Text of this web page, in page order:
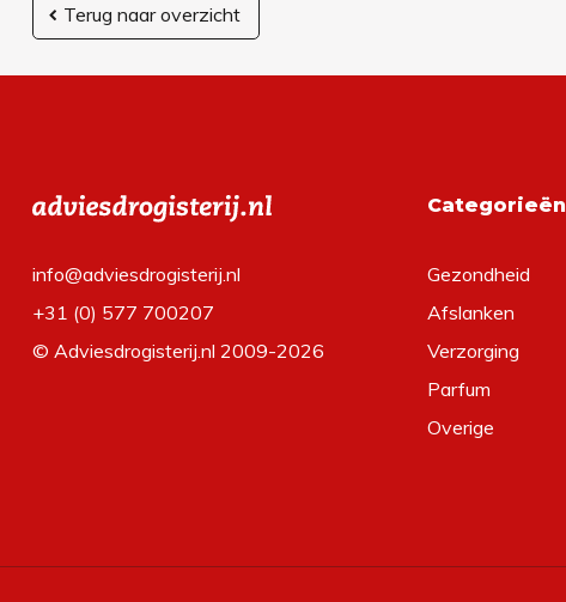
Terug naar overzicht
info@adviesdrogisterij.nl
+31 (0) 577 700207
© Adviesdrogisterij.nl 2009-2026
Categorieën
Gezondheid
Afslanken
Verzorging
Parfum
Overige